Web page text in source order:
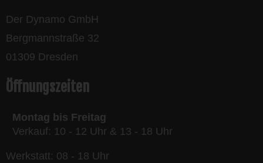
Der Dynamo GmbH
Bergmannstraße 32
01309 Dresden
Öffnungszeiten
Montag bis Freitag
Verkauf: 10 - 12 Uhr & 13 - 18 Uhr
Werkstatt: 08 - 18 Uhr